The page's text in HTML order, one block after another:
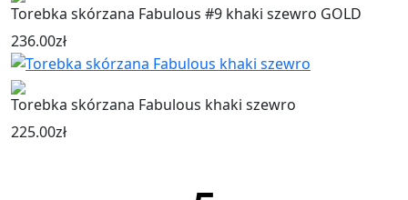
Torebka skórzana Fabulous #9 khaki szewro GOLD
236.00zł
Torebka skórzana Fabulous khaki szewro
225.00zł